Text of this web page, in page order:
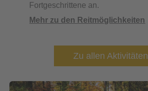
Fortgeschrittene an.
Mehr zu den Reitmöglichkeiten
Zu allen Aktivitäten